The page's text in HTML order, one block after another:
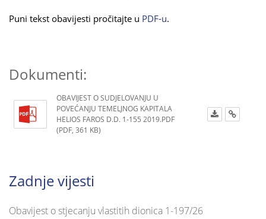
Puni tekst obavijesti pročitajte u PDF-u.
Dokumenti:
OBAVIJEST O SUDJELOVANJU U
POVEĆANJU TEMELJNOG KAPITALA
HELIOS FAROS D.D. 1-155 2019.PDF
(PDF, 361 KB)
Zadnje vijesti
Obavijest o stjecanju vlastitih dionica 1-197/26